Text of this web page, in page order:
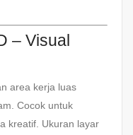
– Visual
area kerja luas
Cocok untuk
kreatif. Ukuran layar